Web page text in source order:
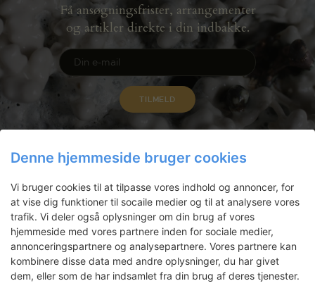
Få ansøgningsfrister, arrangementer
og artikler direkte i din indbakke.
Gammel Dok Pakhus
Strandgade 27 B
Denne hjemmeside bruger cookies
Vi bruger cookies til at tilpasse vores indhold og annoncer, for
at vise dig funktioner til socaile medier og til at analysere vores
trafik. Vi deler også oplysninger om din brug af vores
hjemmeside med vores partnere inden for sociale medier,
annonceringspartnere og analysepartnere. Vores partnere kan
kombinere disse data med andre oplysninger, du har givet
dem, eller som de har indsamlet fra din brug af deres tjenester.